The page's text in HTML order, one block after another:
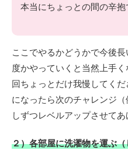
本当にちょっとの間の辛抱
ここでやるかどうかで今後
度かやっていくと当然上手
回ちょっとだけ我慢してく
になったら次のチャレンジ
しずつレベルアップさせてあ
２）各部屋に洗濯物を運ぶ